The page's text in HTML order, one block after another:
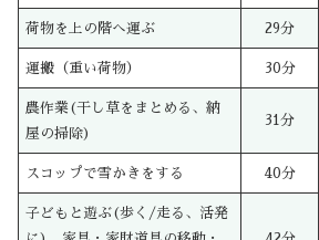
荷物を上の階へ運ぶ 29分
運搬（重い荷物） 30分
農作業(干し草をまとめる、納
屋の掃除)
31分
スコップで雪かきをする 40分
子どもと遊ぶ(歩く/走る、活発